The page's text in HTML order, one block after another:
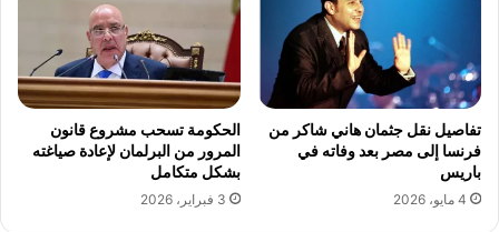
تفاصيل نقل جثمان هاني شاكر من
فرنسا إلى مصر بعد وفاته في
باريس
4 مايو، 2026
الحكومة تسحب مشروع قانون
المرور من البرلمان لإعادة صياغته
بشكل متكامل
3 فبراير، 2026